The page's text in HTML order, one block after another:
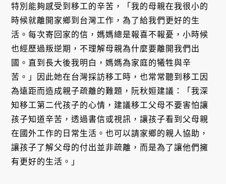
特別能夠感受到移工的辛苦，「我的母親在我很小的
時候就離開家鄉到台灣工作，為了給我們更好的生
活。每次寄回家的信，媽媽總是報喜不報憂，小時候
也經歷過叛逆期，不理解母親為什麼要離開我們出
國。直到長大後我明白，媽媽為家庭的犧牲與辛
苦。」因此她在台灣採訪移工時，也常常聽到移工因
為遠距而造成親子疏離的難題，阮秋姮建議：「我深
知移工第二代孩子的心情，建議移工父母不要害怕讓
孩子知道辛苦，透過書信或視訊，讓孩子看到父母親
在國外工作的日常生活。也可以請家鄉的親人協助，
讓孩子了解父母的付出並非疏離，而是為了讓他們擁
有更好的生活。」